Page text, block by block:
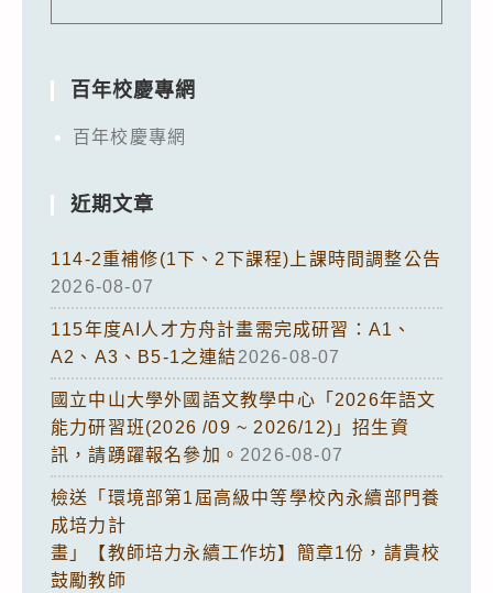
百年校慶專網
百年校慶專網
近期文章
114-2重補修(1下、2下課程)上課時間調整公告
2026-08-07
115年度AI人才方舟計畫需完成研習：A1、
A2、A3、B5-1之連結2026-08-07
國立中山大學外國語文教學中心「2026年語文
能力研習班(2026 /09 ~ 2026/12)」招生資
訊，請踴躍報名參加。 2026-08-07
檢送「環境部第1屆高級中等學校內永續部門養
成培力計
畫」【教師培力永續工作坊】簡章1份，請貴校
鼓勵教師